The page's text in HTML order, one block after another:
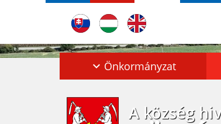
Önkormányzat
A község